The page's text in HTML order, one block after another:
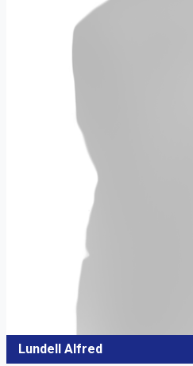
Lundell Alfred